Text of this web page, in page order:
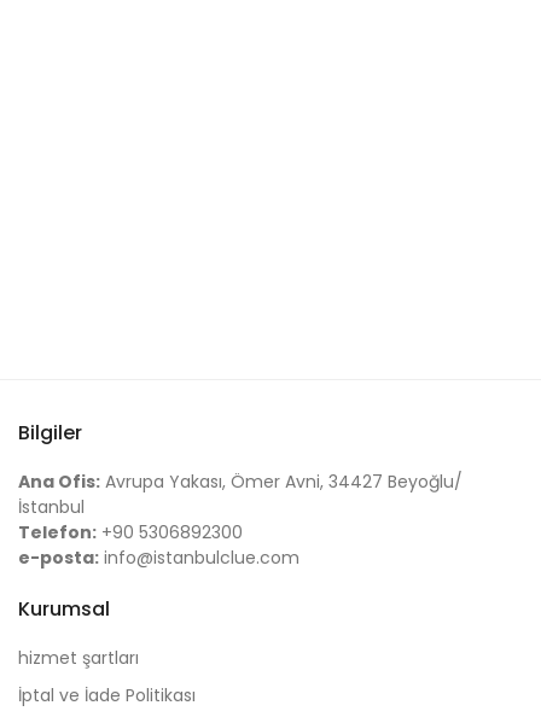
Bilgiler
Ana Ofis: Avrupa Yakası, Ömer Avni, 34427 Beyoğlu/
İstanbul
Telefon: +90 5306892300
e-posta: info@istanbulclue.com
Kurumsal
hizmet şartları
İptal ve İade Politikası